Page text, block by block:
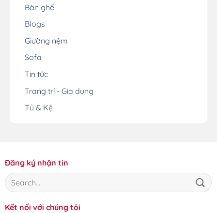
Bàn ghế
Blogs
Giường nệm
Sofa
Tin tức
Trang trí - Gia dụng
Tủ & Kệ
Đăng ký nhận tin
Kết nối với chúng tôi